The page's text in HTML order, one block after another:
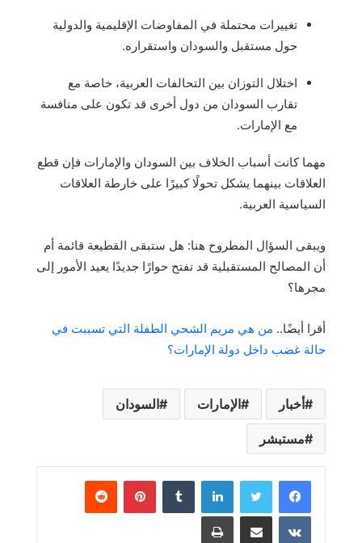
تغييرات محتملة في المفاوضات الإقليمية والدولية
حول مستقبل والسودان واستقراره.
اختلال التوزان بين التحالفات العربية، خاصة مع
تقارب السودان من دول أخرى قد تكون على منافسة
مع الإمارات.
مهما كانت أسباب الخلاف بين السودان والإمارات فإن قطع
العلاقات بينهما يشكل تحولًا كبيرًا على خارطة العلاقات
السياسية العربية.
ويبقى السؤال المطروح هنا: هل ستبقى القطيعة قائمة أم
أن المصالح المستقبلية قد تفتح حوارًا جديدًا يعيد الأمور إلى
مجرها؟
أقرا أيضًا.. من هي مريم الشحي الطفلة التي تسببت في
حالة غضب داخل دولة الإمارات؟
أخبار الإمارات السودان
مستبشر
لينكدإن بينتيريست
مشاركة عبر البريد طباعة